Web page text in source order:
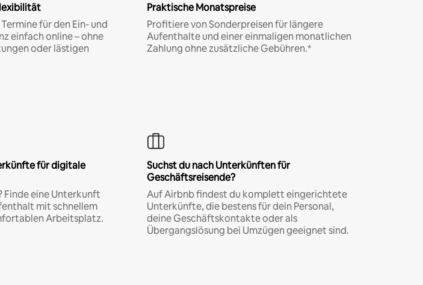
für den Ein- und
einfach online – ohne
oder lästigen
Praktische Monatspreise
Profitiere von Sonderpreisen für längere
Aufenthalte und einer einmaligen monatlichen
Zahlung ohne zusätzliche Gebühren.*
für digitale
Finde eine Unterkunft
mit schnellem
Arbeitsplatz.
Suchst du nach Unterkünften für
Geschäftsreisende?
Auf Airbnb findest du komplett eingerichtete
Unterkünfte, die bestens für dein Personal,
deine Geschäftskontakte oder als
Übergangslösung bei Umzügen geeignet sind.